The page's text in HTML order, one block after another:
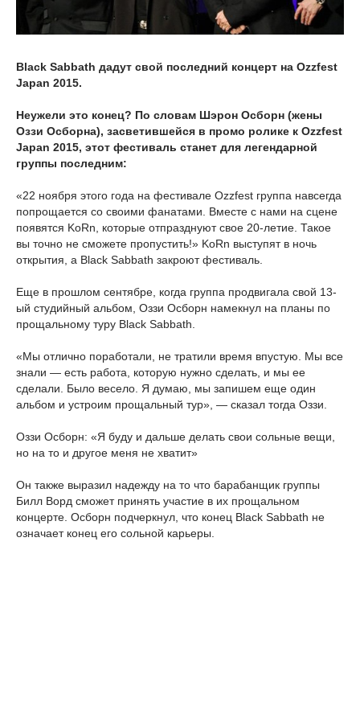
Black Sabbath дадут свой последний концерт на Ozzfest
Japan 2015.
Неужели это конец? По словам Шэрон Осборн (жены
Оззи Осборна), засветившейся в промо ролике к Ozzfest
Japan 2015, этот фестиваль станет для легендарной
группы последним:
«22 ноября этого года на фестивале Ozzfest группа навсегда
попрощается со своими фанатами. Вместе с нами на сцене
появятся KoRn, которые отпразднуют свое 20-летие. Такое
вы точно не сможете пропустить!» KoRn выступят в ночь
открытия, а Black Sabbath закроют фестиваль.
Еще в прошлом сентябре, когда группа продвигала свой 13-
ый студийный альбом, Оззи Осборн намекнул на планы по
прощальному туру Black Sabbath.
«Мы отлично поработали, не тратили время впустую. Мы все
знали — есть работа, которую нужно сделать, и мы ее
сделали. Было весело. Я думаю, мы запишем еще один
альбом и устроим прощальный тур», — сказал тогда Оззи.
Оззи Осборн: «Я буду и дальше делать свои сольные вещи,
но на то и другое меня не хватит»
Он также выразил надежду на то что барабанщик группы
Билл Ворд сможет принять участие в их прощальном
концерте. Осборн подчеркнул, что конец Black Sabbath не
означает конец его сольной карьеры.